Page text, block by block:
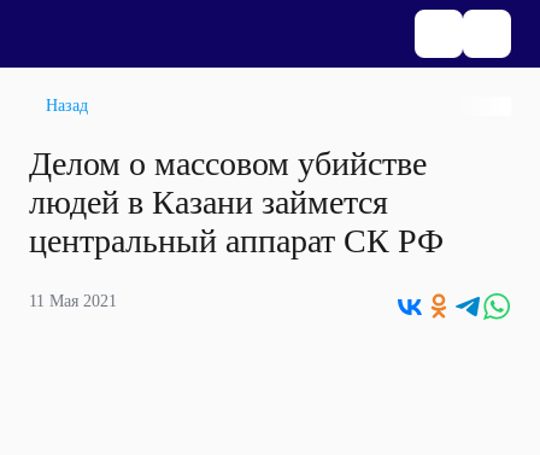
Назад
Делом о массовом убийстве
людей в Казани займется
центральный аппарат СК РФ
11 Мая 2021